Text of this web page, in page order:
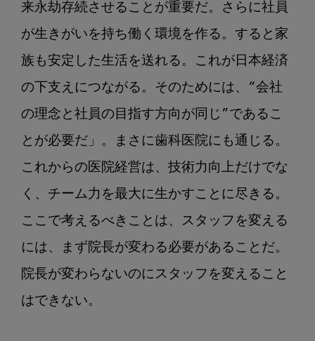
来永劫存続させることが重要だ。さらに社員
が生きがいを持ち働く環境を作る。すると家
族も安定した生活を送れる。これが日本経済
の下支えにつながる。そのためには、“会社
の理念と社員の目指す方向が同じ”であるこ
とが必要だ」。まさに歯科医院にも通じる。
これからの医院経営は、技術力向上だけでな
く、チーム力を最大に生かすことに尽きる。
ここで考えるべきことは、スタッフを変える
には、まず院長が変わる必要があることだ。
院長が変わらないのにスタッフを変えること
はできない。